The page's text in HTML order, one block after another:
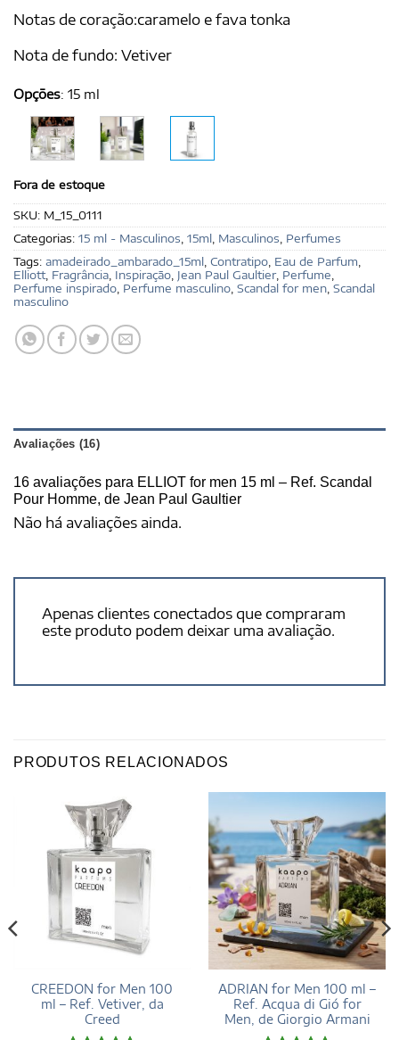
Notas de coração:caramelo e fava tonka
Nota de fundo: Vetiver
Opções: 15 ml
Fora de estoque
SKU: M_15_0111
Categorias: 15 ml - Masculinos 15ml Masculinos Perfumes
Tags: amadeirado_ambarado_15ml Contratipo Eau de Parfum
Elliott, Fragrância Inspiração Jean Paul Gaultier, Perfume
Perfume inspirado Perfume masculino Scandal for men Scandal
masculino
Avaliações (16)
16 avaliações para ELLIOT for men 15 ml – Ref. Scandal
Pour Homme, de Jean Paul Gaultier
Não há avaliações ainda.
Apenas clientes conectados que compraram
este produto podem deixar uma avaliação.
PRODUTOS RELACIONADOS
CREEDON for Men 100
ml – Ref. Vetiver, da
Creed
ADRIAN for Men 100 ml –
Ref. Acqua di Gió for
Men, de Giorgio Armani